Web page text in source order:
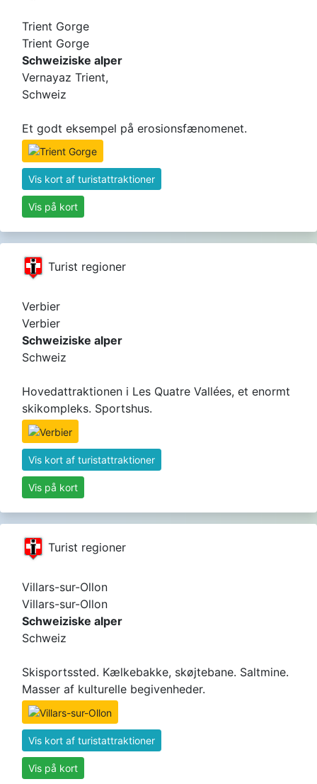
Trient Gorge
Trient Gorge
Schweiziske alper
Vernayaz Trient,
Schweiz
Et godt eksempel på erosionsfænomenet.
Vis kort af turistattraktioner
Vis på kort
Turist regioner
Verbier
Verbier
Schweiziske alper
Schweiz
Hovedattraktionen i Les Quatre Vallées, et enormt
skikompleks. Sportshus.
Vis kort af turistattraktioner
Vis på kort
Turist regioner
Villars-sur-Ollon
Villars-sur-Ollon
Schweiziske alper
Schweiz
Skisportssted. Kælkebakke, skøjtebane. Saltmine.
Masser af kulturelle begivenheder.
Vis kort af turistattraktioner
Vis på kort